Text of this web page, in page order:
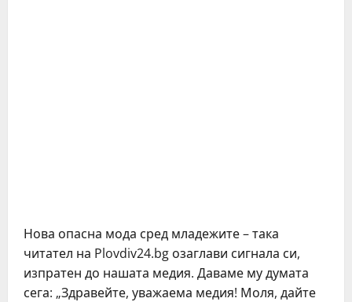
Нова опасна мода сред младежите – така
читател на Plovdiv24.bg озаглави сигнала си,
изпратен до нашата медия. Даваме му думата
сега: „Здравейте, уважаема медия! Моля, дайте